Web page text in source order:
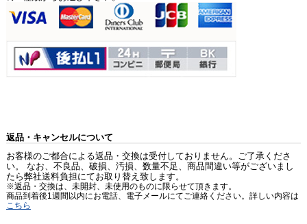
返品・キャンセルについて
お客様のご都合による返品・交換は受付しておりません。ご了承くださ
い。 なお、不良品、破損、汚損、数量不足、商品間違い等がございまし
たら弊社送料負担にてお取り替え致します。
※返品・交換は、未開封、未使用のものに限らせて頂きます。
商品到着後1週間以内にお電話、電子メールにてご連絡ください。詳しい内容は
こちら